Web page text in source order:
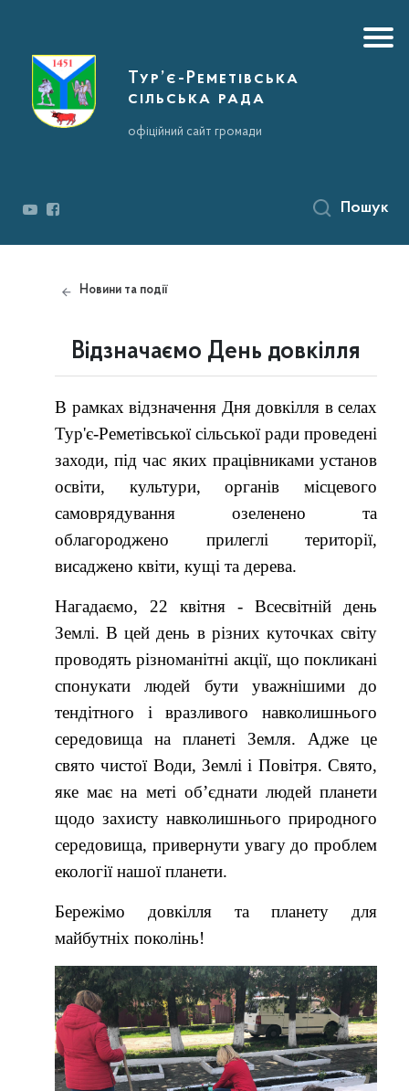
Тур’є-Реметівська
сільська рада
офіційний сайт громади
Пошук
Новини та події
Відзначаємо День довкілля
В рамках відзначення Дня довкілля в селах
Тур'є-Реметівської сільської ради проведені
заходи, під час яких працівниками установ
освіти, культури, органів місцевого
самоврядування озеленено та
облагороджено прилеглі території,
висаджено квіти, кущі та дерева.
Нагадаємо, 22 квітня - Всесвітній день
Землі. В цей день в різних куточках світу
проводять різноманітні акції, що покликані
спонукати людей бути уважнішими до
тендітного і вразливого навколишнього
середовища на планеті Земля. Адже це
свято чистої Води, Землі і Повітря. Свято,
яке має на меті об’єднати людей планети
щодо захисту навколишнього природного
середовища, привернути увагу до проблем
екології нашої планети.
Бережімо довкілля та планету для
майбутніх поколінь!